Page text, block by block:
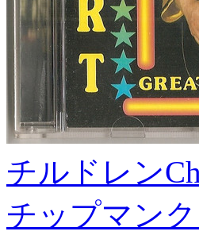
チルドレン
チップマン